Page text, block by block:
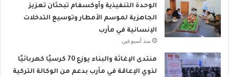
الوحدة التنفيذية وأوكسفام تبحثان تعزيز
الجاهزية لموسم الأمطار وتوسيع التدخلات
الإنسانية في مأرب
منذ أسبوعين
منتدى الإغاثة والبناء يوزع 70 كرسيًا كهربائيًا
لذوي الإعاقة في مأرب بدعم من الوكالة التركية